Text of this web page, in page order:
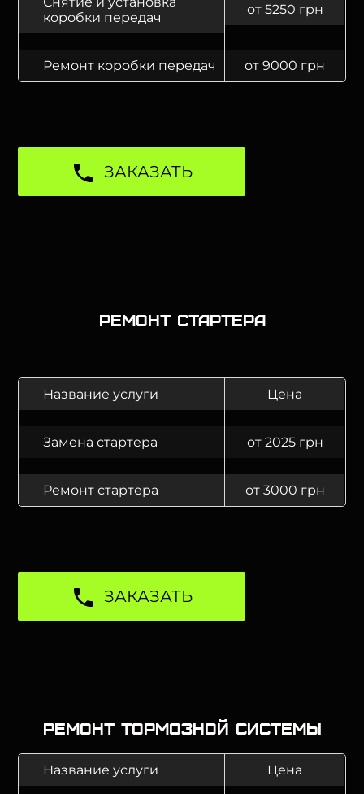
коробки передач
от 5250 грн
Ремонт коробки передач от 9000 грн
ЗАКАЗАТЬ
Ремонт стартера
Название услуги Цена
Замена стартера от 2025 грн
Ремонт стартера от 3000 грн
ЗАКАЗАТЬ
Ремонт тормозной системы
Название услуги Цена